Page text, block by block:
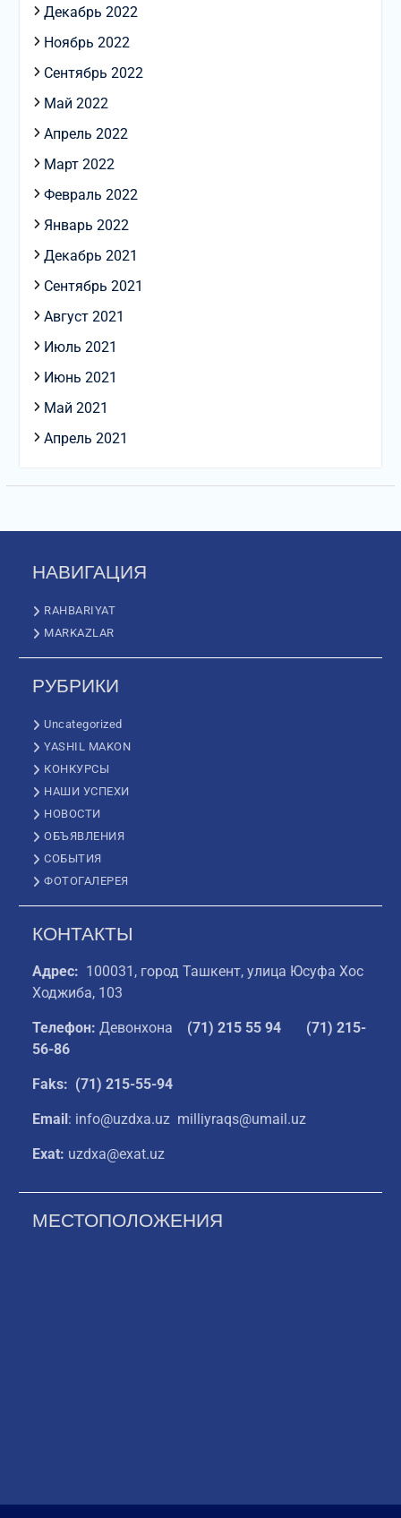
Декабрь 2022
Ноябрь 2022
Сентябрь 2022
Май 2022
Апрель 2022
Март 2022
Февраль 2022
Январь 2022
Декабрь 2021
Сентябрь 2021
Август 2021
Июль 2021
Июнь 2021
Май 2021
Апрель 2021
НАВИГАЦИЯ
RAHBARIYAT
MARKAZLAR
РУБРИКИ
Uncategorized
YASHIL MAKON
КОНКУРСЫ
НАШИ УСПЕХИ
НОВОСТИ
ОБЪЯВЛЕНИЯ
СОБЫТИЯ
ФОТОГАЛЕРЕЯ
КОНТАКТЫ
Адрес: 100031, город Ташкент, улица Юсуфа Хос
Ходжиба, 103
Телефон: Девонхона (71) 215 55 94
(71) 215-
56-86
Faks: (71) 215-55-94
Email: info@uzdxa.uz milliyraqs@umail.uz
Exat: uzdxa@exat.uz
МЕСТОПОЛОЖЕНИЯ